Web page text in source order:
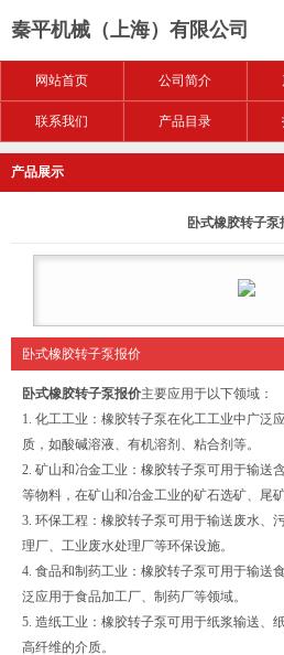
秦平机械（上海）有限公司
网站首页 公司简介
联系我们 产品目录
产品展示
卧式橡胶转子泵
卧式橡胶转子泵报价
卧式橡胶转子泵报价主要应用于以下领域：
1. 化工工业：橡胶转子泵在化工工业中广泛
质，如酸碱溶液、有机溶剂、粘合剂等。
2. 矿山和冶金工业：橡胶转子泵可用于输送
等物料，在矿山和冶金工业的矿石选矿、尾
3. 环保工程：橡胶转子泵可用于输送废水、
理厂、工业废水处理厂等环保设施。
4. 食品和制药工业：橡胶转子泵可用于输送
泛应用于食品加工厂、制药厂等领域。
5. 造纸工业：橡胶转子泵可用于纸浆输送、
高纤维的介质。